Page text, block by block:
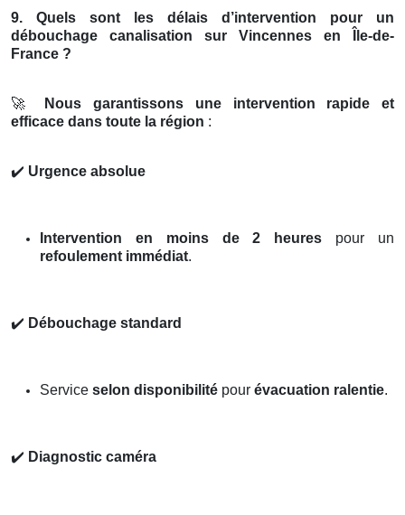
9. Quels sont les délais d’intervention pour un
débouchage canalisation sur Vincennes en Île-de-
France ?
🚀
Nous garantissons une intervention rapide et
efficace dans toute la région :
✔️ Urgence absolue
Intervention en moins de 2 heures pour un
refoulement immédiat.
✔️ Débouchage standard
Service selon disponibilité pour évacuation ralentie.
✔️ Diagnostic caméra